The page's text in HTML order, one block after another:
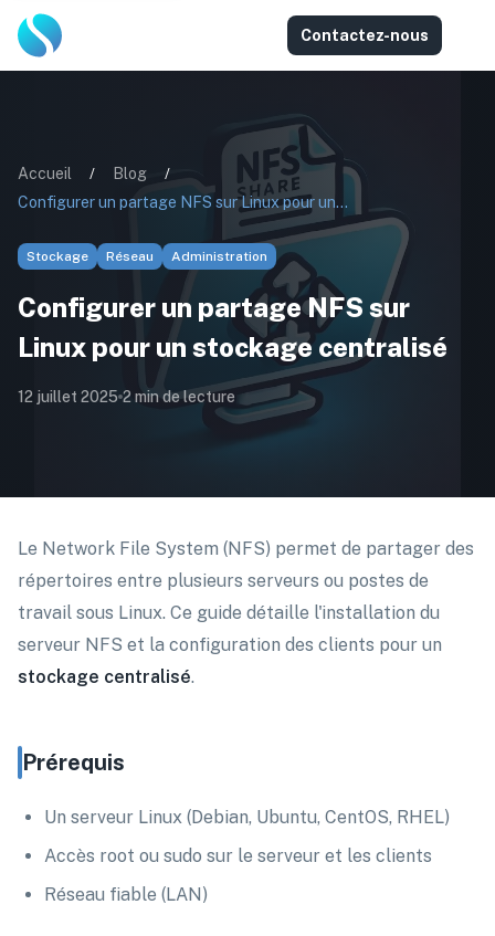
Contactez-nous
Accueil / Blog
/
Configurer un partage NFS sur Linux pour un stockage centralisé
Stockage Réseau Administration
Configurer un partage NFS sur
Linux pour un stockage centralisé
12 juillet 2025 2 min de lecture
Le Network File System (NFS) permet de partager des
répertoires entre plusieurs serveurs ou postes de
travail sous Linux. Ce guide détaille l'installation du
serveur NFS et la configuration des clients pour un
stockage centralisé.
Prérequis
Un serveur Linux (Debian, Ubuntu, CentOS, RHEL)
Accès root ou sudo sur le serveur et les clients
Réseau fiable (LAN)